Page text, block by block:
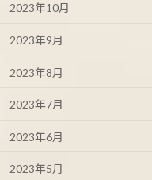
2023年10月
2023年9月
2023年8月
2023年7月
2023年6月
2023年5月